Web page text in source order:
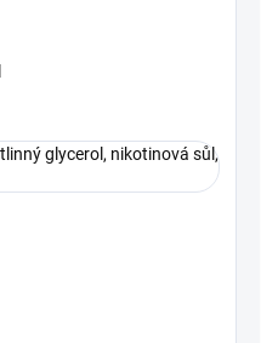
glycerol, nikotinová sůl,